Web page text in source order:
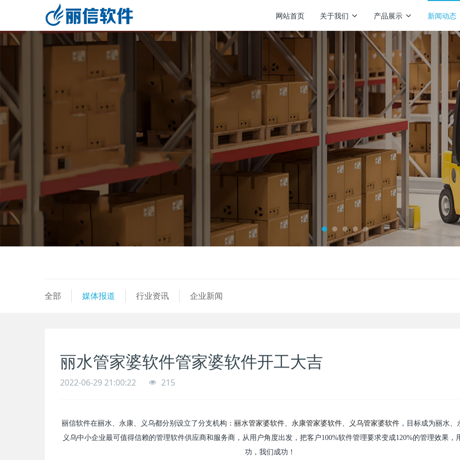
网站首页 关于我们 产品展示 新闻动态
全部 媒体报道 行业资讯 企业新闻
丽水管家婆软件管家婆软件开工大吉
2022-06-29 21:00:22 215
丽信软件在丽水、永康、义乌都分别设立了分支机构： 丽水管家婆软件、 永康管家婆软件、 义乌管家婆软件，目标成为丽水、
义乌中小企业最可值得信赖的管理软件供应商和服务商，从用户角度出发，把客户100%软件管理要求变成120%的管理效果，
功，我们成功！